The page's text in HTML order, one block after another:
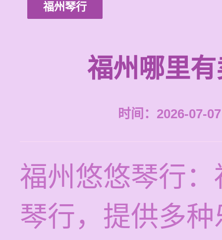
福州琴行
福州哪里
时间：2026-07-
福州悠悠琴行
琴行，提供多